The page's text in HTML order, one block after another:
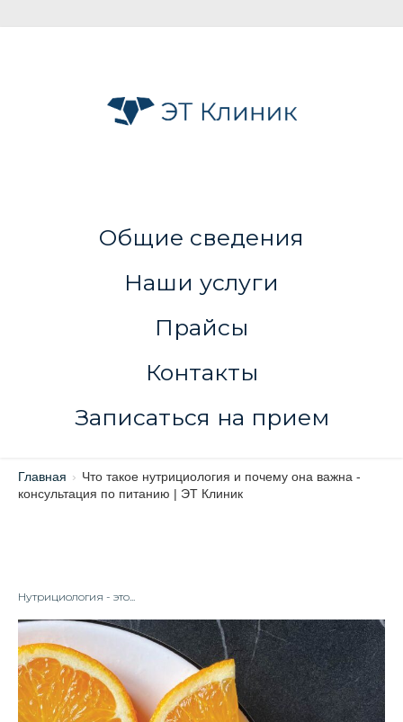
Общие сведения
Наши услуги
Прайсы
Контакты
Записаться на прием
Главная › Что такое нутрициология и почему она важна -
консультация по питанию | ЭТ Клиник
Нутрициология - это...